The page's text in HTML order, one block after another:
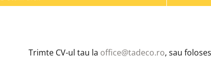
Trimte CV-ul tau la office@tadeco.ro, sau